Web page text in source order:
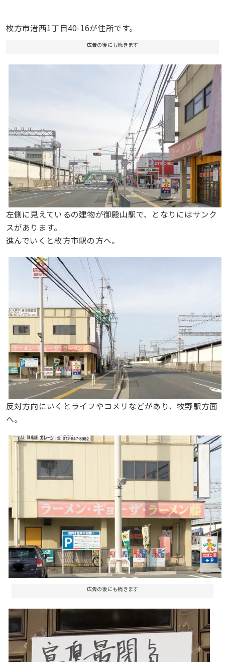
枚方市渚西1丁目40-16が住所です。
広告の後にも続きます
左側に見えているの建物が御殿山駅で、となりにはサンク
スがあります。
進んでいくと枚方市駅の方へ。
反対方向にいくとライフやコメリなどがあり、牧野駅方面
へ。
広告の後にも続きます